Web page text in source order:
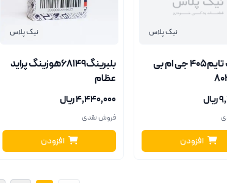
نیک پلاس
بلبرینگ تایم405 جی ام بی
افزودن
نیک پلاس
بلبرینگ68149هوزینگ پراید
عظام
۴٬۴۴۰٬۰۰۰ ریال
فروش نقدی
افزودن